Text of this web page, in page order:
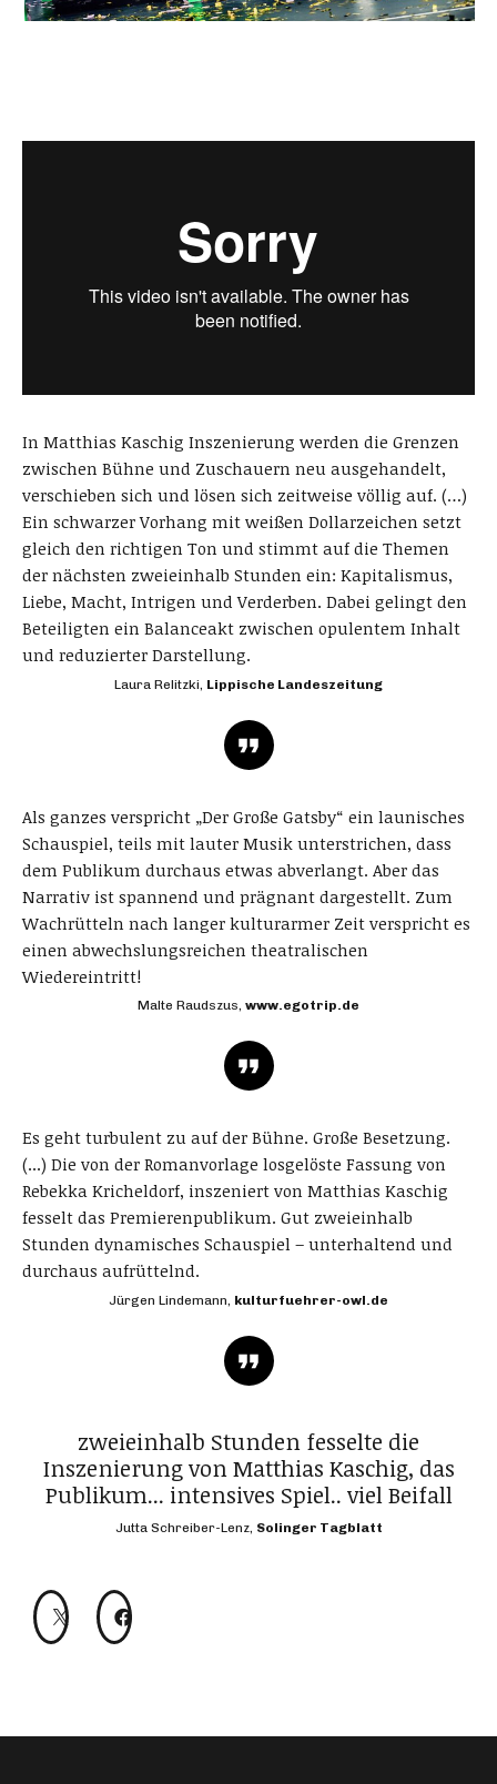
In Matthias Kaschig Inszenierung werden die Grenzen
zwischen Bühne und Zuschauern neu ausgehandelt,
verschieben sich und lösen sich zeitweise völlig auf. (…)
Ein schwarzer Vorhang mit weißen Dollarzeichen setzt
gleich den richtigen Ton und stimmt auf die Themen
der nächsten zweieinhalb Stunden ein: Kapitalismus,
Liebe, Macht, Intrigen und Verderben. Dabei gelingt den
Beteiligten ein Balanceakt zwischen opulentem Inhalt
und reduzierter Darstellung.
Laura Relitzki, Lippische Landeszeitung
Als ganzes verspricht „Der Große Gatsby“ ein launisches
Schauspiel, teils mit lauter Musik unterstrichen, dass
dem Publikum durchaus etwas abverlangt. Aber das
Narrativ ist spannend und prägnant dargestellt. Zum
Wachrütteln nach langer kulturarmer Zeit verspricht es
einen abwechslungsreichen theatralischen
Wiedereintritt!
Malte Raudszus, www.egotrip.de
Es geht turbulent zu auf der Bühne. Große Besetzung.
(...) Die von der Romanvorlage losgelöste Fassung von
Rebekka Kricheldorf, inszeniert von Matthias Kaschig
fesselt das Premierenpublikum. Gut zweieinhalb
Stunden dynamisches Schauspiel – unterhaltend und
durchaus aufrüttelnd.
Jürgen Lindemann, kulturfuehrer-owl.de
zweieinhalb Stunden fesselte die
Inszenierung von Matthias Kaschig, das
Publikum... intensives Spiel.. viel Beifall
Jutta Schreiber-Lenz, Solinger Tagblatt